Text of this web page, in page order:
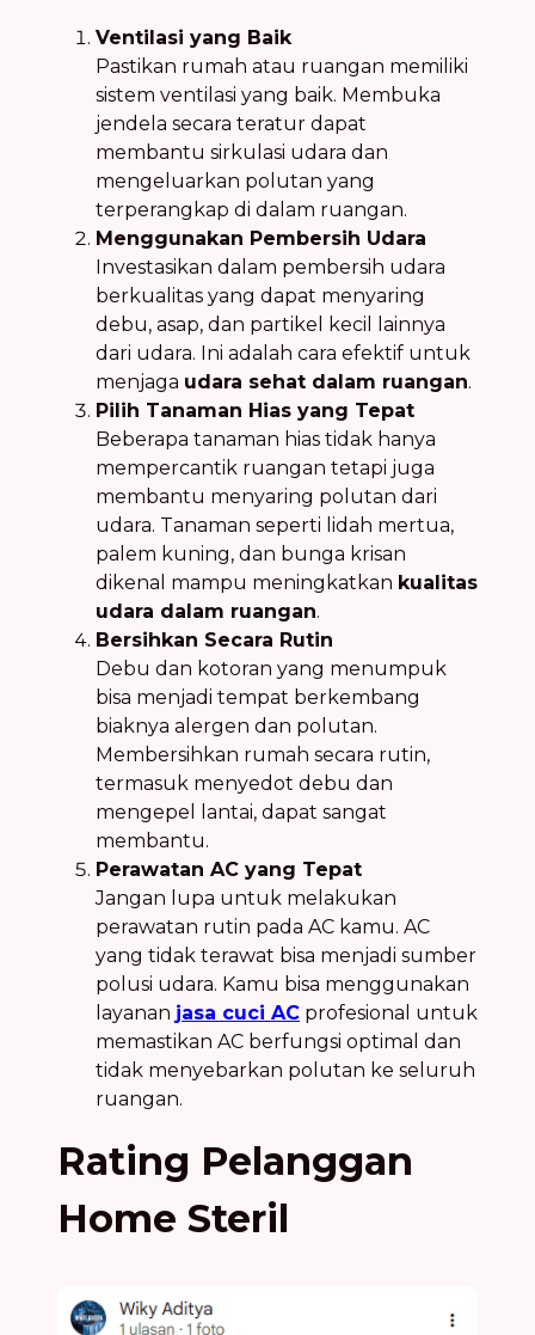
Ventilasi yang Baik
Pastikan rumah atau ruangan memiliki
sistem ventilasi yang baik. Membuka
jendela secara teratur dapat
membantu sirkulasi udara dan
mengeluarkan polutan yang
terperangkap di dalam ruangan.
Menggunakan Pembersih Udara
Investasikan dalam pembersih udara
berkualitas yang dapat menyaring
debu, asap, dan partikel kecil lainnya
dari udara. Ini adalah cara efektif untuk
menjaga udara sehat dalam ruangan.
Pilih Tanaman Hias yang Tepat
Beberapa tanaman hias tidak hanya
mempercantik ruangan tetapi juga
membantu menyaring polutan dari
udara. Tanaman seperti lidah mertua,
palem kuning, dan bunga krisan
dikenal mampu meningkatkan kualitas
udara dalam ruangan.
Bersihkan Secara Rutin
Debu dan kotoran yang menumpuk
bisa menjadi tempat berkembang
biaknya alergen dan polutan.
Membersihkan rumah secara rutin,
termasuk menyedot debu dan
mengepel lantai, dapat sangat
membantu.
Perawatan AC yang Tepat
Jangan lupa untuk melakukan
perawatan rutin pada AC kamu. AC
yang tidak terawat bisa menjadi sumber
polusi udara. Kamu bisa menggunakan
layanan jasa cuci AC profesional untuk
memastikan AC berfungsi optimal dan
tidak menyebarkan polutan ke seluruh
ruangan.
Rating Pelanggan
Home Steril